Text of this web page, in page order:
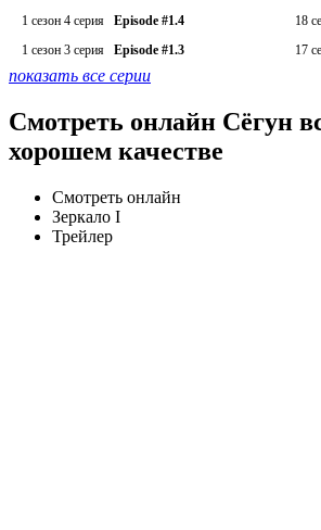
1 сезон 4 серия
Episode #1.4 18
1 сезон 3 серия
Episode #1.3 17
показать все серии
Смотреть онлайн Сёгун
хорошем качестве
Смотреть онлайн
Зеркало I
Трейлер